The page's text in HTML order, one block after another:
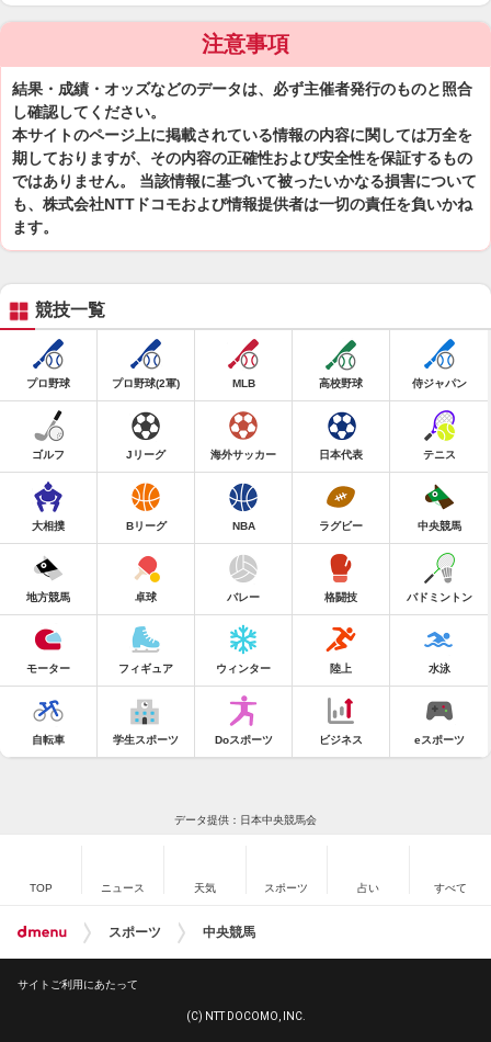
注意事項
結果・成績・オッズなどのデータは、必ず主催者発行のものと照合
し確認してください。
本サイトのページ上に掲載されている情報の内容に関しては万全を
期しておりますが、その内容の正確性および安全性を保証するもの
ではありません。 当該情報に基づいて被ったいかなる損害について
も、株式会社NTTドコモおよび情報提供者は一切の責任を負いかね
ます。
競技一覧
プロ野球 プロ野球(2軍) MLB 高校野球 侍ジャパン
ゴルフ Jリーグ 海外サッカー 日本代表 テニス
大相撲 Bリーグ NBA ラグビー 中央競馬
地方競馬 卓球 バレー 格闘技 バドミントン
モーター フィギュア ウィンター 陸上 水泳
自転車 学生スポーツ Doスポーツ ビジネス eスポーツ
データ提供：日本中央競馬会
TOP ニュース 天気 スポーツ 占い すべて
スポーツ 中央競馬
サイトご利用にあたって
(C) NTT DOCOMO, INC.